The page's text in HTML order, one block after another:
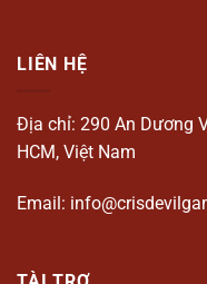
LIÊN HỆ
Địa chỉ: 290 An Dương
HCM, Việt Nam
Email: